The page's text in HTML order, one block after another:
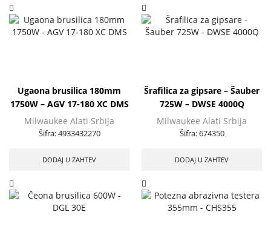
Ugaona brusilica 180mm
1750W – AGV 17-180 XC DMS
Milwaukee Alati Srbija
Šifra:4933432270
DODAJ U ZAHTEV
Šrafilica za gipsare – Šauber
725W – DWSE 4000Q
Milwaukee Alati Srbija
Šifra:674350
DODAJ U ZAHTEV